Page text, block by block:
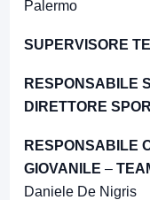
Palermo
SUPERVISORE
RESPONSABILE
DIRETTORE
RESPONSABILE
GIOVANILE –
Daniele De Nigris